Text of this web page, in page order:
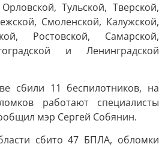
Тульской, Тверской,
Смоленской, Калужской,
Ростовской, Самарской,
и Ленинградской
сбили 11 беспилотников, на
работают специалисты
мэр Сергей Собянин.
сбито 47 БПЛА, обломки